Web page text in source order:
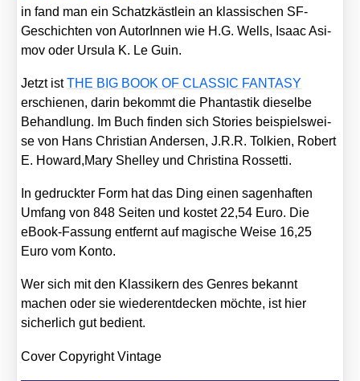
in fand man ein Schatz­käst­lein an klas­si­schen SF-
Geschich­­­ten von AutorIn­nen wie H.G. Wells, Isaac Asi­
mov oder Ursu­la K. Le Guin.
Jetzt istTHE BIG BOOK OF CLASSIC FANTASY
erschie­nen, dar­in bekommt die Phan­tas­tik die­sel­be
Behand­lung. Im Buch fin­den sich Sto­ries bei­spiels­wei­
se von Hans Chris­ti­an Ander­sen, J.R.R. Tol­ki­en, Robert
E. Howard,Mary Shel­ley und Chris­ti­na Ros­set­ti.
In gedruck­ter Form hat das Ding einen sagen­haf­ten
Umfang von 848 Sei­ten und kos­tet 22,54 Euro. Die
eBook-Fas­­­sung ent­fernt auf magi­sche Wei­se 16,25
Euro vom Kon­to.
Wer sich mit den Klas­si­kern des Gen­res bekannt
machen oder sie wie­der­ent­de­cken möch­te, ist hier
sicher­lich gut bedient.
Cover Copy­right Vin­ta­ge